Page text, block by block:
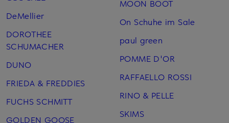
DeMellier
DOROTHEE
SCHUMACHER
DUNO
FRIEDA & FREDDIES
FUCHS SCHMITT
GOLDEN GOOSE
MOON BOOT
On Schuhe im Sale
paul green
POMME D'OR
RAFFAELLO ROSSI
RINO & PELLE
SKIMS